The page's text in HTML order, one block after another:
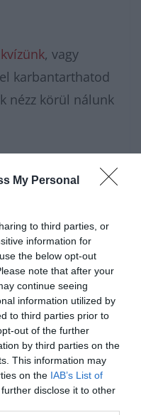
My Personal
to third parties, or
information for
the below opt-out
note that after your
continue seeing
information utilized by
to third parties prior to
out of the further
by third parties on the
This information may
on the IAB’s List of
disclose it to other
kvízünk, vagy
karbantarthatod
nézz körül nálunk